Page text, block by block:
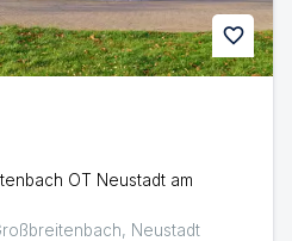
favorite
OT Neustadt am
, Neustadt